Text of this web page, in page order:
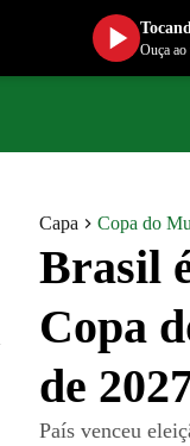
Capa Copa do
Brasil
Copa
de
País venceu
Ouça